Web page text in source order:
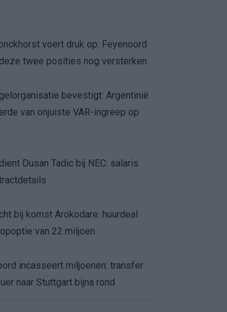
voert druk op: Feyenoord
twee posities nog versterken
bevestigt: Argentinië
van onjuiste VAR-ingreep op
Dusan Tadic bij NEC: salaris
bij komst Arokodare: huurdeal
van 22 miljoen
incasseert miljoenen: transfer
naar Stuttgart bijna rond